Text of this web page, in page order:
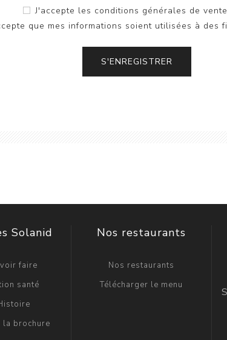
J'accepte les conditions générales de vente
que mes informations soient utilisées à des
S'ENREGISTRER
Solanid
faire
santé
la brochure
Nos restaurants
Nos restaurants
Télécharger le menu